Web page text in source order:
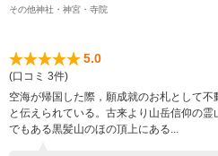
その他神社・神宮・寺院
5.0
(口コミ 3件)
空海が帰国した際，願成就のお札として
と伝えられている。古来より山岳信仰の
でもある黒髪山のほの頂上にある...